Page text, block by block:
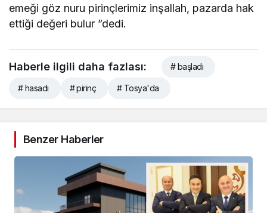
emeği göz nuru pirinçlerimiz inşallah, pazarda hak
ettiği değeri bulur ”dedi.
Haberle ilgili daha fazlası: # başladı
# hasadı # pirinç # Tosya'da
Benzer Haberler